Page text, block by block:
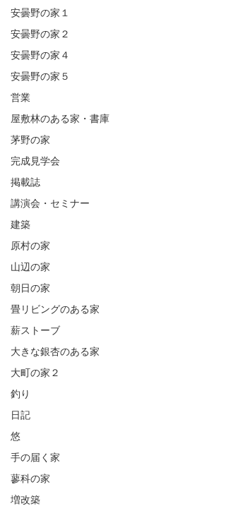
安曇野の家１
安曇野の家２
安曇野の家４
安曇野の家５
営業
屋敷林のある家・書庫
茅野の家
完成見学会
掲載誌
講演会・セミナー
建築
原村の家
山辺の家
朝日の家
畳リビングのある家
薪ストーブ
大きな銀杏のある家
大町の家２
釣り
日記
悠
手の届く家
蓼科の家
増改築